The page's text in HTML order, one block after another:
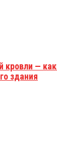
кровли —
здания